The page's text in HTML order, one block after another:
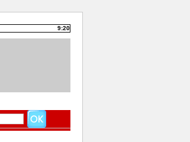
9:20